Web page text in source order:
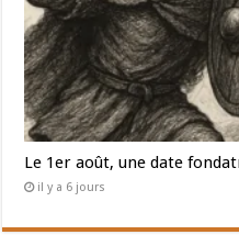
Le 1er août, une date
il y a 6 jours